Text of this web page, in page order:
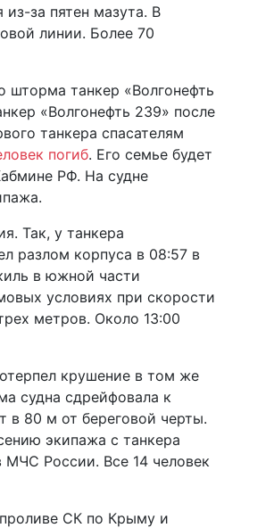
из-за пятен мазута. В
линии. Более 70
шторма танкер «Волгонефть
«Волгонефть 239» после
танкера спасателям
погиб. Его семье будет
РФ. На судне
Так, у танкера
разлом корпуса в 08:57 в
в южной части
условиях при скорости
метров. Около 13:00
крушение в том же
судна сдрейфовала к
в 80 м от береговой черты.
экипажа с танкера
МЧС России. Все 14 человек
СК по Крыму и